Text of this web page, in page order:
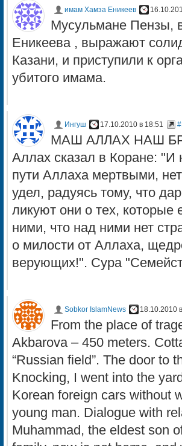
имам Хамза Еникеев
Мусульмане Пензы,
Еникеева , выражают
Казани, и приступили к
убитого имама.
Ингуш 17.10.2010 в 18:51
МАШ АЛЛАХ НАШ
Аллах сказал в Коране: "И
пути Аллаха мертвыми,
удел, радуясь тому, что
ликуют они о тех, которые
ними, что над ними нет
о милости от Аллаха,
верующих!". Сура
Sobkor IslamNews 18.10.2010
From the place of
Akbarova – 450 meters.
“Russian field”. The door to
Knocking, I went into the
Korean foreign cars without
young man. Dialogue with
Muhammad, the eldest son